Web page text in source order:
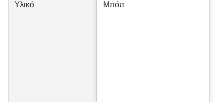
Υλικό Μπόπ